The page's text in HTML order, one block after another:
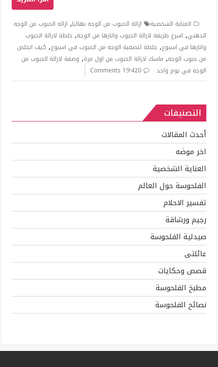
العناية الشخصية ازالة الحبوب من الوجه نهائيا, ازاله الحبوب من الوجه
الدهني, اسرع طريقة لازالة الحبوب واثارها من الوجه, خلطة لازالة الحبوب
واثارها في اسبوع, خلطة لتصفية الوجه من الحبوب في اسبوع, كيف اتخلص
من حبوب الوجه, ماسك لازالة الحبوب من اول مرة, وصفة لازالة الحبوب من
الوجه في يوم واحد
19٬420 Comments
التصنيفات
أحدث المقالات
اخر موضه
العناية الشخصية
الفلحوسة حول العالم
تفسير الاحلام
رجيم ورشاقة
صيدلية الفلحوسة
عائلتى
قصص وحكايات
مطبخ الفلحوسة
نصائح الفلحوسة